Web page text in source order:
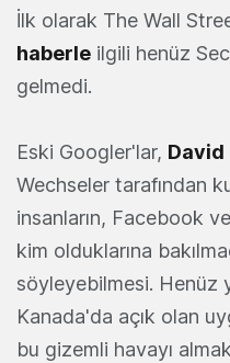
İlk olarak The Wall
haberle ilgili henüz
gelmedi.
Eski Googler'lar,
Wechseler tarafından
insanların, Facebook
kim olduklarına
söyleyebilmesi. Henüz
Kanada'da açık olan
bu gizemli havayı